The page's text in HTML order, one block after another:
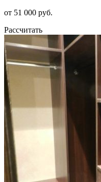
от 51 000 руб.
Рассчитать